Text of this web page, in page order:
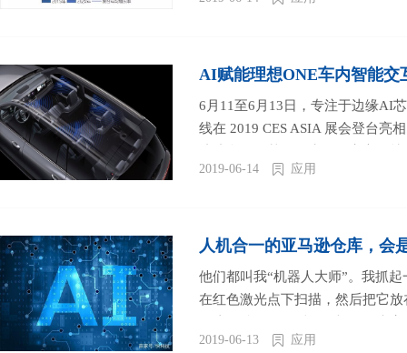
工智能在医疗领域的应用，不仅
AI赋能理想ONE车内智能交
6月11至6月13日，专注于边缘AI
线在 2019 CES ASIA 展会登台亮
电动车配备“车载多音区交互技术”
2019-06-14 应用
人机合一的亚马逊仓库，会
他们都叫我“机器人大师”。我抓
在红色激光点下扫描，然后把它
个矩形孔，每一个都对应着相应
2019-06-13 应用